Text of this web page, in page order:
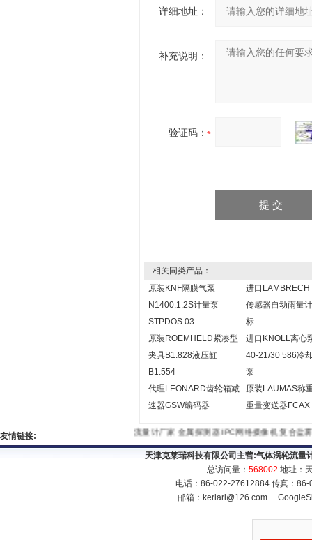
详细地址：
补充说明：
验证码：
相关同类产品：
原装KNF隔膜气泵
N1400.1.2S计量泵
STPDOS 03
进口
传感器自动雨量
标
原装ROEMHELD紧凑型
夹具B1.828液压缸
B1.554
进口KNOLL离心
40-21/30 586冷
泵
代理LEONARD齿轮箱减
速器GSW编码器
原装LAUMAS称
重量变送器FCAX
友情链接: 流量计厂家金属探测器IPC网络摄像机复合盐
天津克莱瑞科技有限公司主营:气体涡轮流量
总访问量： 568002 地址：
电话：86-022-27612884 传真：
邮箱： kerlari@126.com